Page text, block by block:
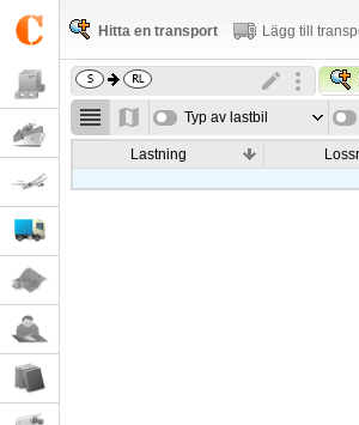
Hitta en transport Lägg till
Typ av lastbil
Lastning